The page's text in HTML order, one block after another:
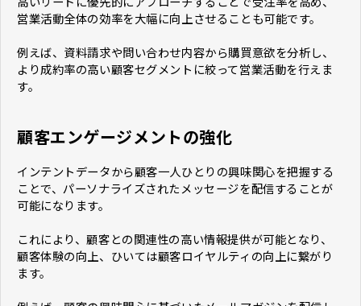
営業活動全体の効率を大幅に向上させることも可能です。
例えば、資料請求や問い合わせ内容から購買意欲を分析し、
より成約率の高い顧客セグメントに絞って営業活動を行えま
す。
顧客エンゲージメントの強化
インテントデータから顧客一人ひとりの興味関心を把握する
ことで、パーソナライズされたメッセージを配信することが
可能になります。
これにより、顧客との関連性の高い情報提供が可能となり、
顧客体験の向上、ひいては顧客ロイヤルティの向上に繋がり
ます。